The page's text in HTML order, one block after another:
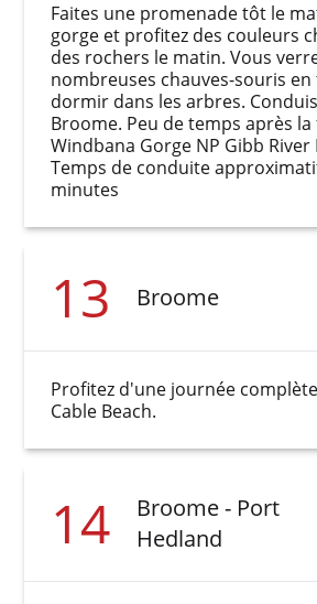
Faites une promenade tôt le
gorge et profitez des couleurs
des rochers le matin. Vous
nombreuses chauves-souris
dormir dans les arbres.
Broome. Peu de temps après la
Windbana Gorge NP Gibb River
Temps de conduite
minutes
13 Broome
Profitez d'une journée
Cable Beach.
14
Broome - Port
Hedland